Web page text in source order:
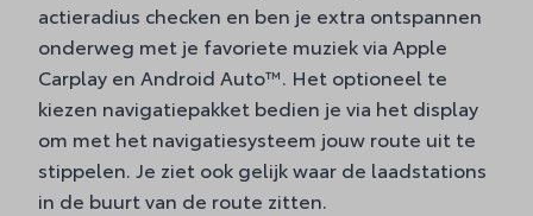
actieradius checken en ben je extra ontspannen
onderweg met je favoriete muziek via Apple
Carplay en Android Auto™. Het optioneel te
kiezen navigatiepakket bedien je via het display
om met het navigatiesysteem jouw route uit te
stippelen. Je ziet ook gelijk waar de laadstations
in de buurt van de route zitten.